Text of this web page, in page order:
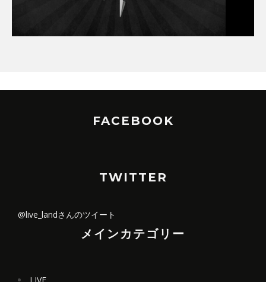
FACEBOOK
TWITTER
@live_landさんのツイート
メインカテゴリー